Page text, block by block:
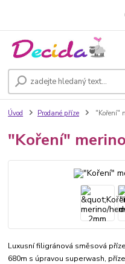
Úvod Prodané příze "Koření"
"Koření"
Luxusní filigránová směsová
680m s úpravou superwash,